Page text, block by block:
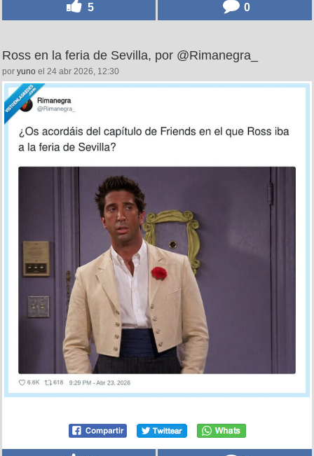
5 0
Ross en la feria de Sevilla, por @Rimanegra_
por yuno el 24 abr 2026, 12:30